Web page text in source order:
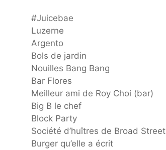
#Juicebae
Luzerne
Argento
Bols de jardin
Nouilles Bang Bang
Bar Flores
Meilleur ami de Roy Choi (bar)
Big B le chef
Block Party
Société d’huîtres de Broad Street
Burger qu’elle a écrit